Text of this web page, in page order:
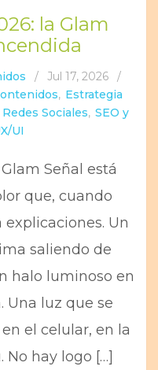
la Glam
/ Jul 17, 2026
/
, Estrategia
Redes Sociales, SEO y
UI
Señal está
que, cuando
Un
saliendo de
halo luminoso en
Una luz que se
el celular, en la
hay logo […]